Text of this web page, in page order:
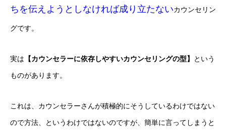
ちを伝えようとしなければ成り立たないカウンセリン
グです。
実は 【カウンセラーに依存しやすいカウンセリングの型】 という
ものがあります。
これは、カウンセラーさんが積極的にそうしているわけではない
ので方法、というわけではないのですが、簡単に言ってしまうと